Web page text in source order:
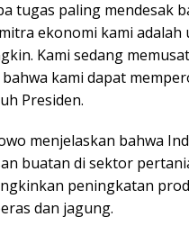
tugas paling mendesak
ekonomi kami
Kami sedang
kami dapat
Presiden.
menjelaskan bahwa
buatan di sektor
peningkatan
dan jagung.